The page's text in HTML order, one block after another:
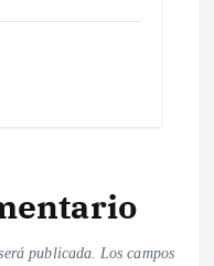
publicada. Los campos